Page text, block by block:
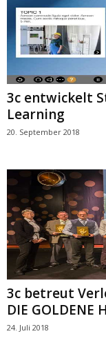
3c entwickelt
Learning
20. September 2018
3c betreut
DIE GOLDENE
24. Juli 2018